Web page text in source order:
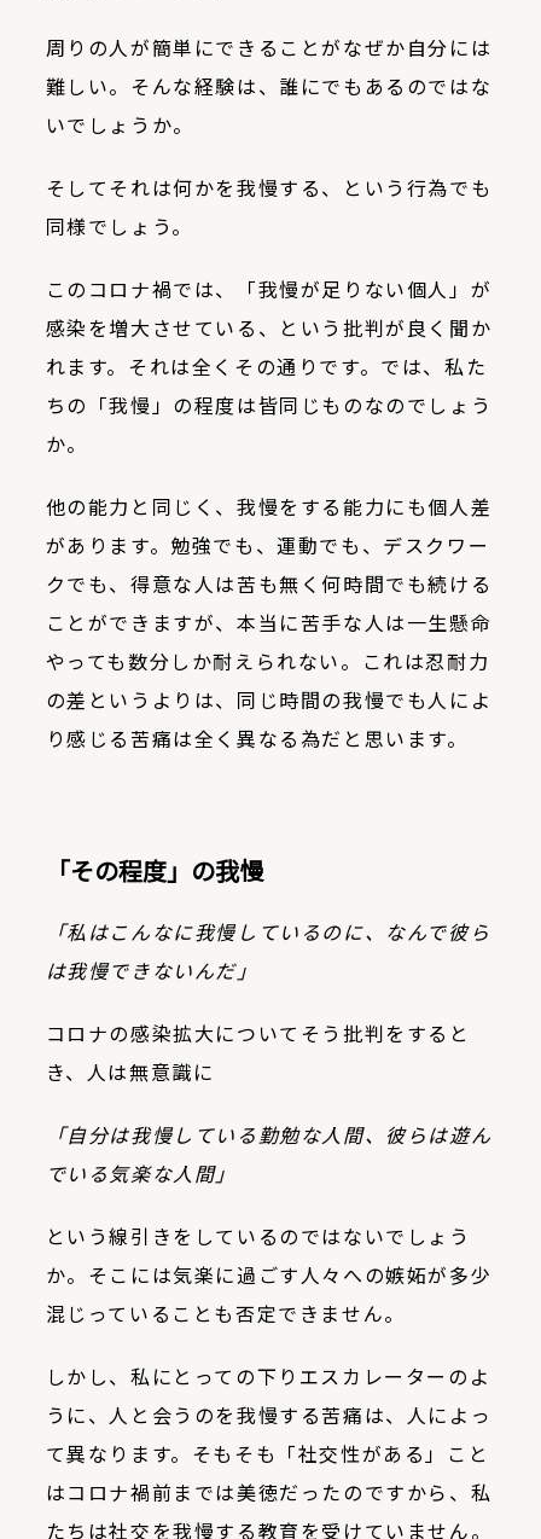
周りの人が簡単にできることがなぜか自分には
難しい。そんな経験は、誰にでもあるのではな
いでしょうか。
そしてそれは何かを我慢する、という行為でも
同様でしょう。
このコロナ禍では、「我慢が足りない個人」が
感染を増大させている、という批判が良く聞か
れます。それは全くその通りです。では、私た
ちの「我慢」の程度は皆同じものなのでしょう
か。
他の能力と同じく、我慢をする能力にも個人差
があります。勉強でも、運動でも、デスクワー
クでも、得意な人は苦も無く何時間でも続ける
ことができますが、本当に苦手な人は一生懸命
やっても数分しか耐えられない。これは忍耐力
の差というよりは、同じ時間の我慢でも人によ
り感じる苦痛は全く異なる為だと思います。
「その程度」の我慢
「私はこんなに我慢しているのに、なんで彼ら
は我慢できないんだ」
コロナの感染拡大についてそう批判をすると
き、人は無意識に
「自分は我慢している勤勉な人間、彼らは遊ん
でいる気楽な人間」
という線引きをしているのではないでしょう
か。そこには気楽に過ごす人々への嫉妬が多少
混じっていることも否定できません。
しかし、私にとっての下りエスカレーターのよ
うに、人と会うのを我慢する苦痛は、人によっ
て異なります。そもそも「社交性がある」こと
はコロナ禍前までは美徳だったのですから、私
たちは社交を我慢する教育を受けていません。